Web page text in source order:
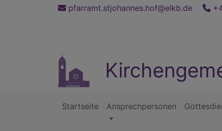
pfarramt.stjohannes.hof@elkb.de
Hauptnavigation
Startseite Ansprechpersonen